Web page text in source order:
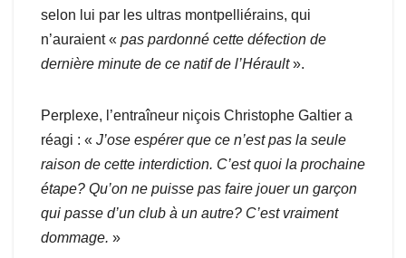
selon lui par les ultras montpelliérains, qui
n’auraient « pas pardonné cette défection de
dernière minute de ce natif de l’Hérault».
Perplexe, l’entraîneur niçois Christophe Galtier a
réagi : « J’ose espérer que ce n’est pas la seule
raison de cette interdiction. C’est quoi la prochaine
étape? Qu’on ne puisse pas faire jouer un garçon
qui passe d’un club à un autre? C’est vraiment
dommage. »